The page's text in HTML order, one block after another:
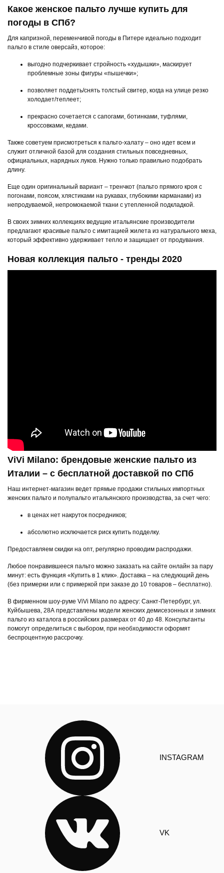
Какое женское пальто лучше купить для
погоды в СПб?
Для капризной, переменчивой погоды в Питере идеально подходит
пальто в стиле оверсайз, которое:
выгодно подчеркивает стройность «худышки», маскирует
проблемные зоны фигуры «пышечки»;
позволяет поддеть/снять толстый свитер, когда на улице резко
холодает/теплеет;
прекрасно сочетается с сапогами, ботинками, туфлями,
кроссовками, кедами.
Также советуем присмотреться к пальто-халату – оно идет всем и
служит отличной базой для создания стильных повседневных,
официальных, нарядных луков. Нужно только правильно подобрать
длину.
Еще один оригинальный вариант – тренчкот (пальто прямого кроя с
погонами, поясом, хлястиками на рукавах, глубокими карманами) из
непродуваемой, непромокаемой ткани с утепленной подкладкой.
В своих зимних коллекциях ведущие итальянские производители
предлагают красивые пальто с имитацией жилета из натурального меха,
который эффективно удерживает тепло и защищает от продувания.
Новая коллекция пальто - тренды 2020
ViVi Milano: брендовые женские пальто из
Италии – с бесплатной доставкой по СПб
Наш интернет-магазин ведет прямые продажи стильных импортных
женских пальто и полупальто итальянского производства, за счет чего:
в ценах нет накруток посредников;
абсолютно исключается риск купить подделку.
Предоставляем скидки на опт, регулярно проводим распродажи.
Любое понравившееся пальто можно заказать на сайте онлайн за пару
минут: есть функция «Купить в 1 клик». Доставка – на следующий день
(без примерки или с примеркой при заказе до 10 товаров – бесплатно).
В фирменном шоу-руме ViVi Milano по адресу: Санкт-Петербург, ул.
Куйбышева, 28А представлены модели женских демисезонных и зимних
пальто из каталога в российских размерах от 40 до 48. Консультанты
помогут определиться с выбором, при необходимости оформят
беспроцентную рассрочку.
INSTAGRAM
VK